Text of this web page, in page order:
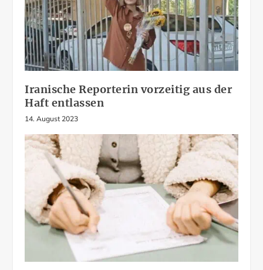
Iranische Reporterin vorzeitig aus der
Haft entlassen
14. August 2023